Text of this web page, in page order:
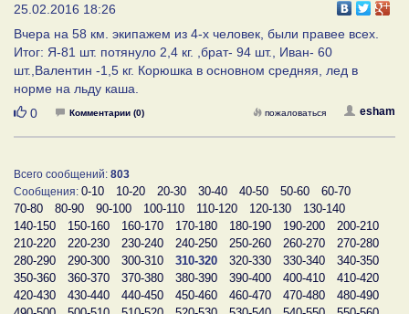
25.02.2016 18:26
Вчера на 58 км. экипажем из 4-х человек, были правее всех.
Итог: Я-81 шт. потянуло 2,4 кг. ,брат- 94 шт., Иван- 60
шт.,Валентин -1,5 кг. Корюшка в основном средняя, лед в
норме на льду каша.
Нравится
0 Комментарии (0) esham
пожаловаться
Всего сообщений: 803
Сообщения: 0-10 10-20 20-30 30-40 40-50 50-60
60-70
70-80
80-90 90-100 100-110 110-120 120-130
130-140
140-150
150-160 160-170 170-180 180-190 190-200
200-210
210-220
220-230 230-240 240-250 250-260 260-270
270-280
280-290
290-300 300-310 310-320 320-330 330-340
340-350
350-360
360-370 370-380 380-390 390-400 400-410
410-420
420-430
430-440 440-450 450-460 460-470 470-480
480-490